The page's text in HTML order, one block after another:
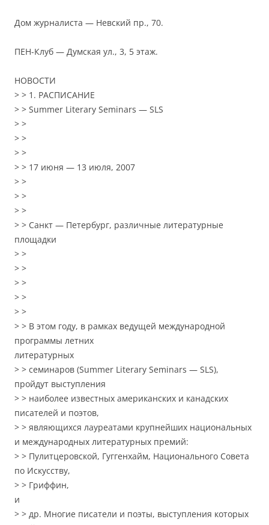
Дом журналиста — Невский пр., 70.
ПЕН-Клуб — Думская ул., 3, 5 этаж.
НОВОСТИ
> > 1. РАСПИСАНИЕ
> > Summer Literary Seminars — SLS
> >
> >
> >
> > 17 июня — 13 июля, 2007
> >
> >
> >
> > Санкт — Петербург, различные литературные
площадки
> >
> >
> >
> >
> >
> > В этом году, в рамках ведущей международной
программы летних
литературных
> > семинаров (Summer Literary Seminars — SLS),
пройдут выступления
> > наиболее известных американских и канадских
писателей и поэтов,
> > являющихся лауреатами крупнейших национальных
и международных литературных премий:
> > Пулитцеровской, Гуггенхайм, Национального Совета
по Искусству,
> > Гриффин,
и
> > др. Многие писатели и поэты, выступления которых